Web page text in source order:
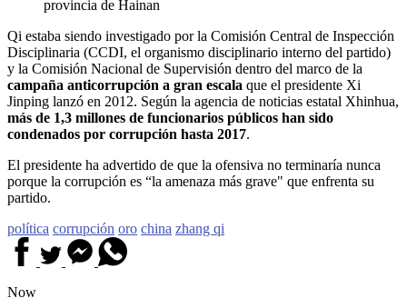
provincia de Hainan
Qi estaba siendo investigado por la Comisión Central de Inspección
Disciplinaria (CCDI, el organismo disciplinario interno del partido)
y la Comisión Nacional de Supervisión dentro del marco de la
campaña anticorrupción a gran escala que el presidente Xi
Jinping lanzó en 2012. Según la agencia de noticias estatal Xhinhua,
más de 1,3 millones de funcionarios públicos han sido
condenados por corrupción hasta 2017.
El presidente ha advertido de que la ofensiva no terminaría nunca
porque la corrupción es “la amenaza más grave" que enfrenta su
partido.
política corrupción oro china zhang qi
Now